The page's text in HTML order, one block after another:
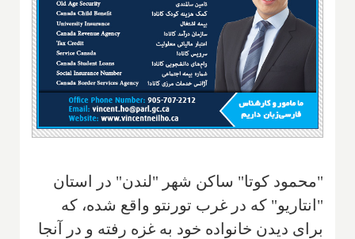
"محمود کوتا" ساکن شهر "لندن" در استان
"انتاریو" که در غرب تورنتو واقع شده، که
برای دیدن خانواده خود به غزه رفته و در آنجا